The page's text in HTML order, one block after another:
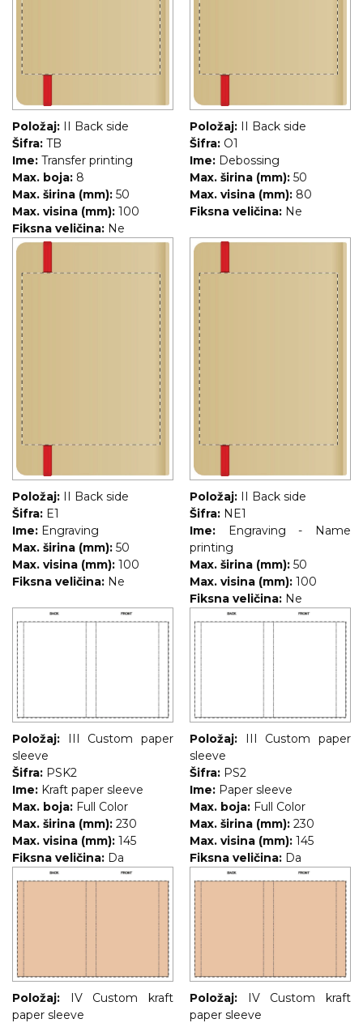
Položaj: II Back side
Šifra: TB
Ime: Transfer printing
Max. boja: 8
Max. širina (mm): 50
Max. visina (mm): 100
Fiksna veličina: Ne
Položaj: II Back side
Šifra: O1
Ime: Debossing
Max. širina (mm): 50
Max. visina (mm): 80
Fiksna veličina: Ne
Položaj:
II Back side
Šifra: E1
Ime: Engraving
Max. širina (mm): 50
Max. visina (mm): 100
Fiksna veličina: Ne
Položaj:
II Back side
Šifra: NE1
Ime:
Engraving - Name
printing
Max. širina (mm): 50
Max. visina (mm): 100
Fiksna veličina: Ne
Položaj:
III Custom paper
sleeve
Šifra: PSK2
Ime: Kraft paper sleeve
Max. boja: Full Color
Max. širina (mm): 230
Max. visina (mm): 145
Fiksna veličina: Da
Položaj:
III Custom paper
sleeve
Šifra: PS2
Ime: Paper sleeve
Max. boja: Full Color
Max. širina (mm): 230
Max. visina (mm): 145
Fiksna veličina: Da
Položaj:
IV Custom kraft
paper sleeve
Položaj:
IV Custom kraft
paper sleeve